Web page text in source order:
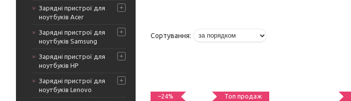
Зарядні пристрої для
ноутбуків Acer
Зарядні пристрої для
ноутбуків Samsung
Зарядні пристрої для
ноутбуків HP
Зарядні пристрої для
ноутбуків Lenovo
–24% Топ продаж